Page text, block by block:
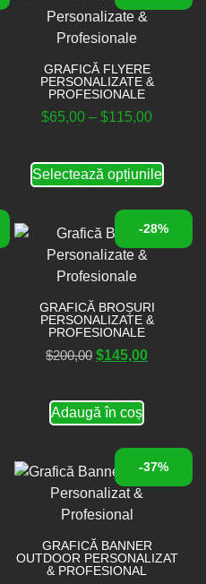
GRAFICĂ FLYERE
PERSONALIZATE &
PROFESIONALE
$65,00 – $115,00
Selectează opțiunile
-28%
GRAFICĂ BROȘURI
PERSONALIZATE &
PROFESIONALE
$200,00 $145,00
Adaugă în coș
-37%
GRAFICĂ BANNER
OUTDOOR PERSONALIZAT
& PROFESIONAL